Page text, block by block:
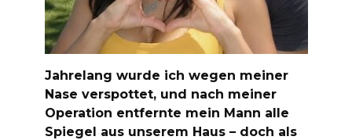
Jahrelang wurde ich wegen meiner
Nase verspottet, und nach meiner
Operation entfernte mein Mann alle
Spiegel aus unserem Haus – doch als